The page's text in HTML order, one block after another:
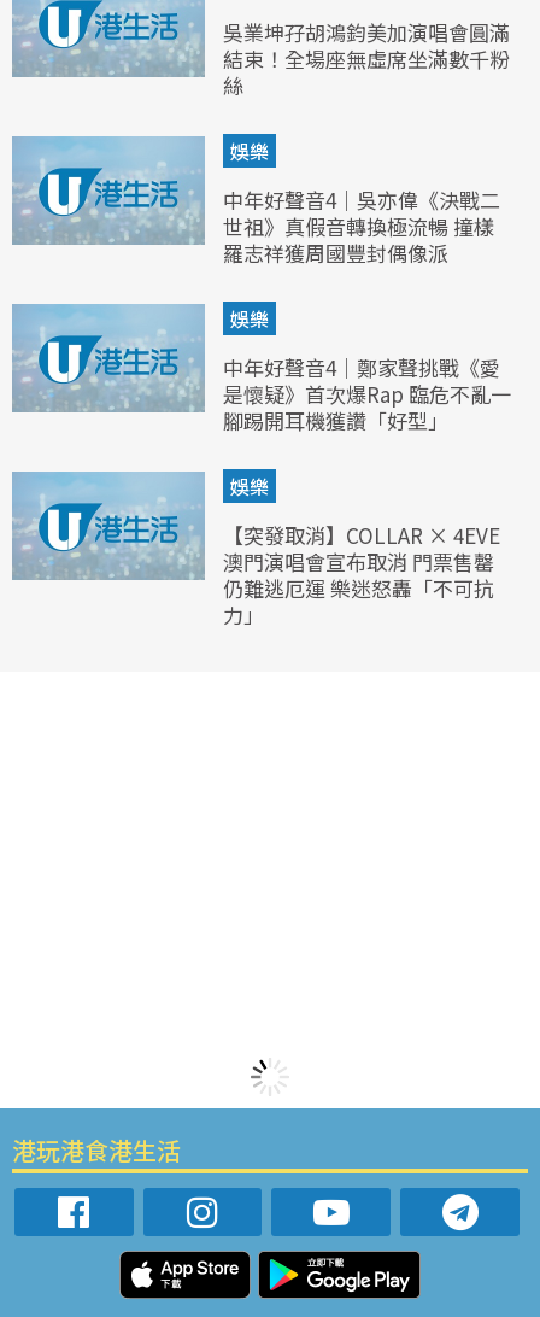
吳業坤孖胡鴻鈞美加演唱會圓滿
結束！全場座無虛席坐滿數千粉
絲
娛樂
中年好聲音4｜吳亦偉《決戰二
世祖》真假音轉換極流暢 撞樣
羅志祥獲周國豐封偶像派
娛樂
中年好聲音4｜鄭家聲挑戰《愛
是懷疑》首次爆Rap 臨危不亂一
腳踢開耳機獲讚「好型」
娛樂
【突發取消】COLLAR × 4EVE
澳門演唱會宣布取消 門票售罄
仍難逃厄運 樂迷怒轟「不可抗
力」
港玩港食港生活